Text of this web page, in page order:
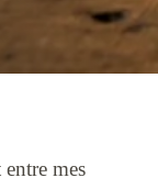
mes